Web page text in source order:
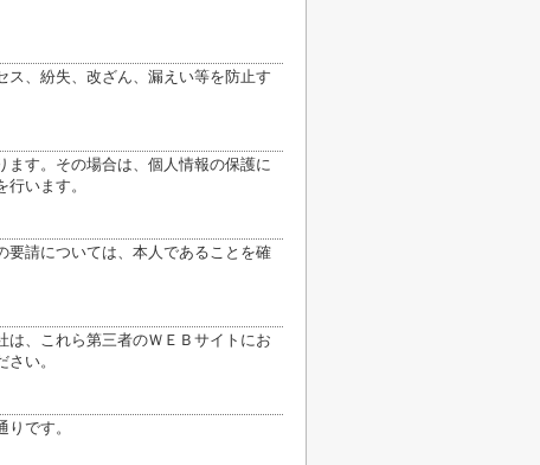
ス、紛失、改ざん、漏えい等を防止す
ます。その場合は、個人情報の保護に
います。
要請については、本人であることを確
は、これら第三者のＷＥＢサイトにお
い。
です。